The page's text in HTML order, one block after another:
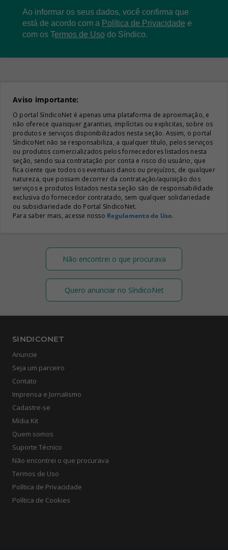
Ao informar os seus dados, você confirma que
está de acordo com a Política de Privacidade e
com os Termos de Uso do Síndico.
Aviso importante:
O portal SíndicoNet é apenas uma plataforma de aproximação, e
não oferece quaisquer garantias, implícitas ou explicitas, sobre os
produtos e serviços disponibilizados nesta seção. Assim, o portal
SíndicoNet não se responsabiliza, a qualquer título, pelos serviços
ou produtos comercializados pelos fornecedores listados nesta
seção, sendo sua contratação por conta e risco do usuário, que
fica ciente que todos os eventuais danos ou prejuízos, de qualquer
natureza, que possam decorrer da contratação/aquisição dos
serviços e produtos listados nesta seção são de responsabilidade
exclusiva do fornecedor contratado, sem qualquer solidariedade
ou subsidiariedade do Portal SíndicoNet.
Para saber mais, acesse nosso Regulamento de Uso.
Não encontrei o que procurava
Quero anunciar no SíndicoNet
SINDICONET
Anuncie
Seja um parceiro
Contato
Imprensa e Jornalismo
Cadastre-se
Mídia Kit
Quem somos
Suporte Técnico
Não encontrei o que procurava
Termos de Uso
Política de Privacidade
Política de Cookies